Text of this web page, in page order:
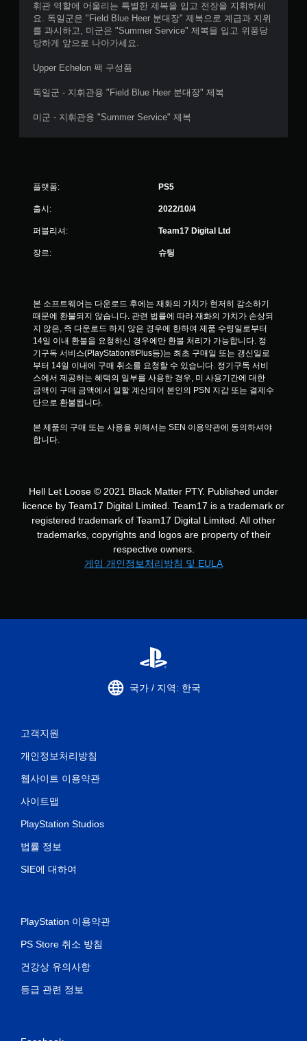
휘관 역할에 어울리는 특별한 제복을 입고 전장을 지휘하세
요. 독일군은 "Field Blue Heer 분대장" 제복으로 계급과 지위
를 과시하고, 미군은 "Summer Service" 제복을 입고 위풍당
당하게 앞으로 나아가세요.
Upper Echelon 팩 구성품
독일군 - 지휘관용 "Field Blue Heer 분대장" 제복
미군 - 지휘관용 "Summer Service" 제복
플랫폼: PS5
출시: 2022/10/4
퍼블리셔: Team17 Digital Ltd
장르: 슈팅
본 소프트웨어는 다운로드 후에는 재화의 가치가 현저히 감소하기
때문에 환불되지 않습니다. 관련 법률에 따라 재화의 가치가 손상되
지 않은, 즉 다운로드 하지 않은 경우에 한하여 제품 수령일로부터
14일 이내 환불을 요청하신 경우에만 환불 처리가 가능합니다. 정
기구독 서비스(PlayStation®Plus등)는 최초 구매일 또는 갱신일로
부터 14일 이내에 구매 취소를 요청할 수 있습니다. 정기구독 서비
스에서 제공하는 혜택의 일부를 사용한 경우, 미 사용기간에 대한
금액이 구매 금액에서 일할 계산되어 본인의 PSN 지갑 또는 결제수
단으로 환불됩니다.
본 제품의 구매 또는 사용을 위해서는 SEN 이용약관에 동의하셔야
합니다.
Hell Let Loose © 2021 Black Matter PTY. Published under
licence by Team17 Digital Limited. Team17 is a trademark or
registered trademark of Team17 Digital Limited. All other
trademarks, copyrights and logos are property of their
respective owners.
게임 개인정보처리방침 및 EULA
국가 / 지역: 한국
고객지원
개인정보처리방침
웹사이트 이용약관
사이트맵
PlayStation Studios
법률 정보
SIE에 대하여
PlayStation 이용약관
PS Store 취소 방침
건강상 유의사항
등급 관련 정보